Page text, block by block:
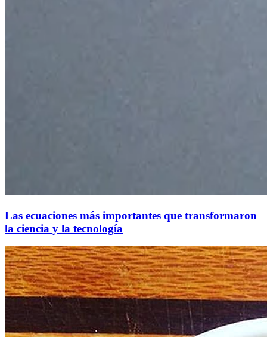
Las ecuaciones más importantes que transformaron
la ciencia y la tecnología